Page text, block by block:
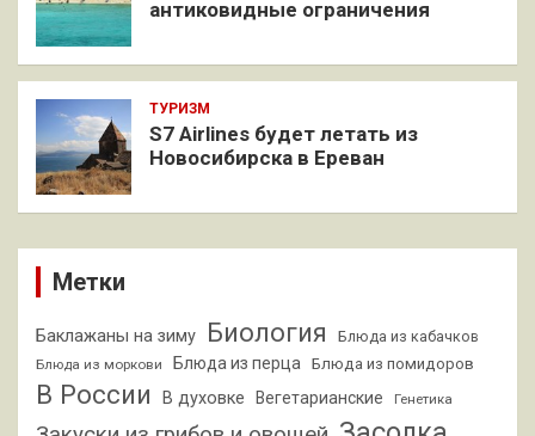
антиковидные ограничения
ТУРИЗМ
S7 Airlines будет летать из
Новосибирска в Ереван
Метки
Баклажаны на зиму Биология Блюда из кабачков
Блюда из моркови Блюда из перца Блюда из помидоров
В России В духовке Вегетарианские Генетика